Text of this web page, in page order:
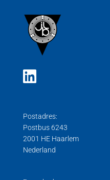
Postadres:
Postbus 6243
2001 HE Haarlem
Nederland